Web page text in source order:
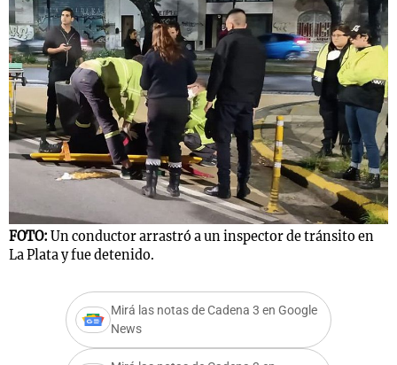
FOTO: Un conductor arrastró a un inspector de tránsito en
La Plata y fue detenido.
Mirá las notas de Cadena 3 en Google
News
Notas
Mundial 2026
Notas
La Sole en
Cadena 3